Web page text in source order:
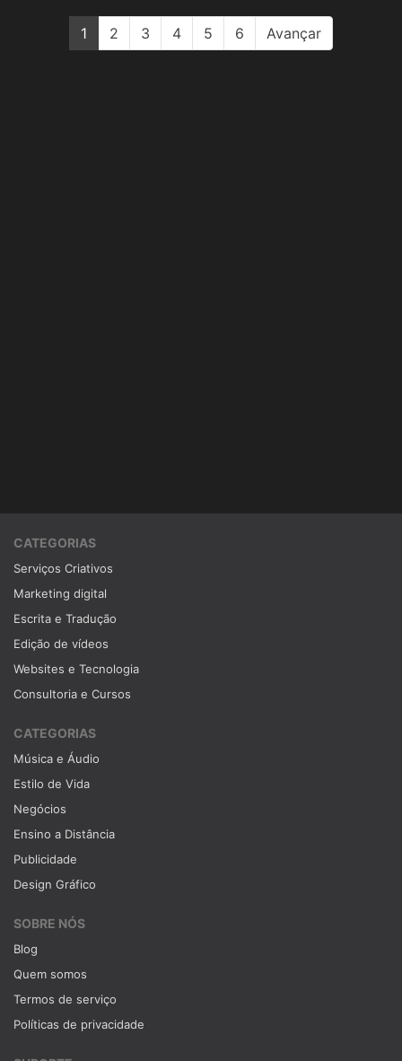
1 2 3 4 5 6 Avançar
CATEGORIAS
Serviços Criativos
Marketing digital
Escrita e Tradução
Edição de vídeos
Websites e Tecnologia
Consultoria e Cursos
CATEGORIAS
Música e Áudio
Estilo de Vida
Negócios
Ensino a Distância
Publicidade
Design Gráfico
SOBRE NÓS
Blog
Quem somos
Termos de serviço
Políticas de privacidade